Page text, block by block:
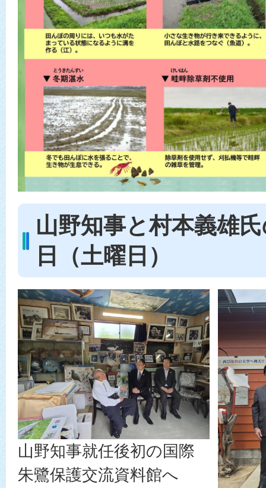
山野知事と村本義雄
日（土曜日）
山野知事就任後初の国際
朱鷺保護交流資料館へ